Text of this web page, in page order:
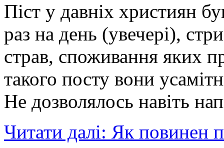
Піст у давніх християн
раз на день (увечері),
страв, споживання яких
такого посту вони
Не дозволялось навіть
Читати далі: Як повинен